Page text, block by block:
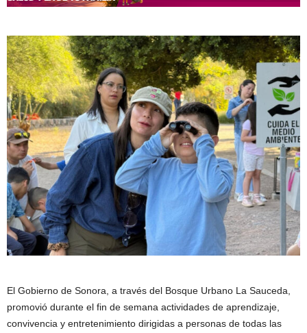
El Gobierno de Sonora, a través del Bosque Urbano La Sauceda,
promovió durante el fin de semana actividades de aprendizaje,
convivencia y entretenimiento dirigidas a personas de todas las